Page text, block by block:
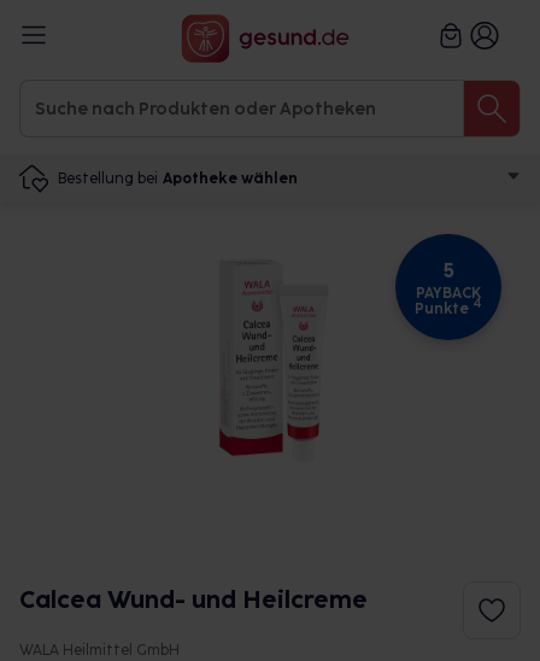
Bestellung bei Apotheke wählen
5
PAYBACK
Punkte 4
Calcea Wund- und Heilcreme
WALA Heilmittel GmbH